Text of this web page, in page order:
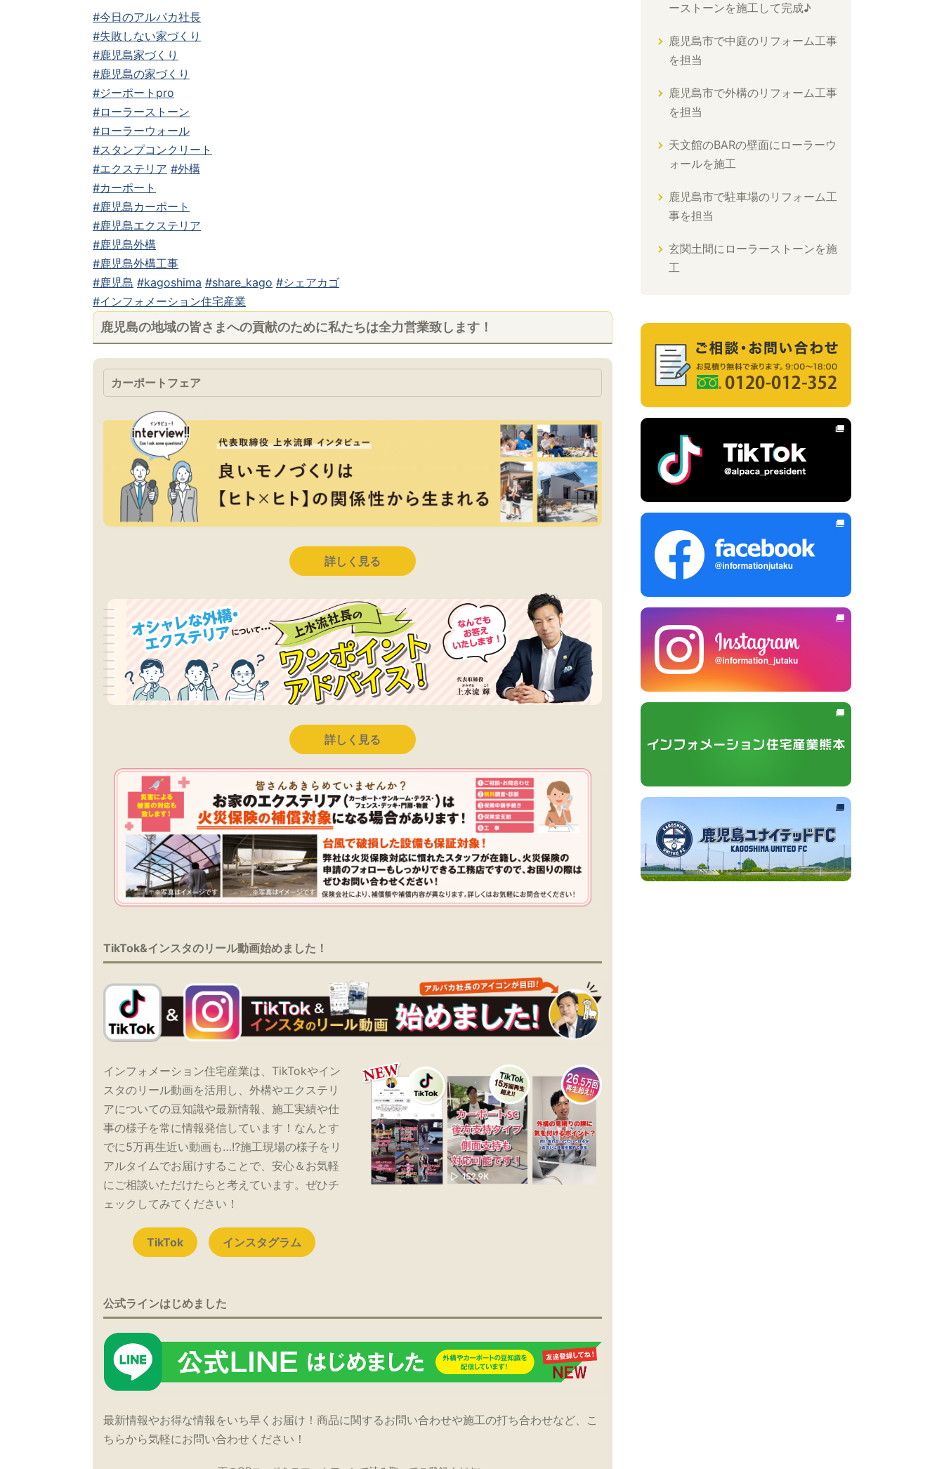
#今日のアルパカ社長
#失敗しない家づくり
#鹿児島家づくり
#鹿児島の家づくり
#ジーポートpro
#ローラーストーン
#ローラーウォール
#スタンプコンクリート
#エクステリア #外構
#カーポート
#鹿児島カーポート
#鹿児島エクステリア
#鹿児島外構
#鹿児島外構工事
#鹿児島 #kagoshima #share_kago #シェアカゴ
#インフォメーション住宅産業
鹿児島の地域の皆さまへの貢献のために私たちは全力営業致します！
カーポートフェア
詳しく見る
詳しく見る
TikTok&インスタのリール動画始めました！
インフォメーション住宅産業は、TikTokやイン
スタのリール動画を活用し、外構やエクステリ
アについての豆知識や最新情報、施工実績や仕
事の様子を常に情報発信しています！なんとす
でに5万再生近い動画も…!?施工現場の様子をリ
アルタイムでお届けすることで、安心＆お気軽
にご相談いただけたらと考えています。ぜひチ
ェックしてみてください！
TikTok インスタグラム
公式ラインはじめました
最新情報やお得な情報をいち早くお届け！商品に関するお問い合わせや施工の打ち合わせなど、こ
ちらから気軽にお問い合わせください！
ーストーンを施工して完成♪
鹿児島市で中庭のリフォーム工事
を担当
鹿児島市で外構のリフォーム工事
を担当
天文館のBARの壁面にローラーウ
ォールを施工
鹿児島市で駐車場のリフォーム工
事を担当
玄関土間にローラーストーンを施
工